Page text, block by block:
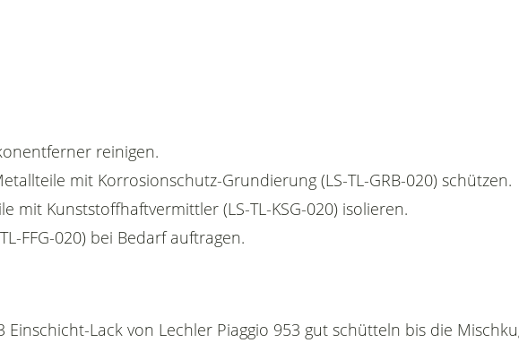
reinigen.
mit Korrosionschutz-Grundierung (LS-TL-GRB-020) schützen.
mit Kunststoffhaftvermittler (LS-TL-KSG-020) isolieren.
FFG-020) bei Bedarf auftragen.
Einschicht-Lack von Lechler Piaggio 953 gut schütteln bis die